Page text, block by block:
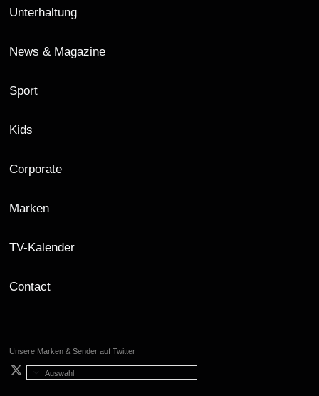
Unterhaltung
News & Magazine
Sport
Kids
Corporate
Marken
TV-Kalender
Contact
Unsere Marken & Sender auf Twitter
Auswahl